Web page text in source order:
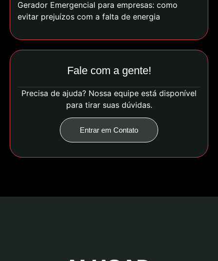
Gerador Emergencial para empresas: como
evitar prejuízos com a falta de energia
Fale com a gente!
Precisa de ajuda? Nossa equipe está disponível
para tirar suas dúvidas.
Entrar em Contato